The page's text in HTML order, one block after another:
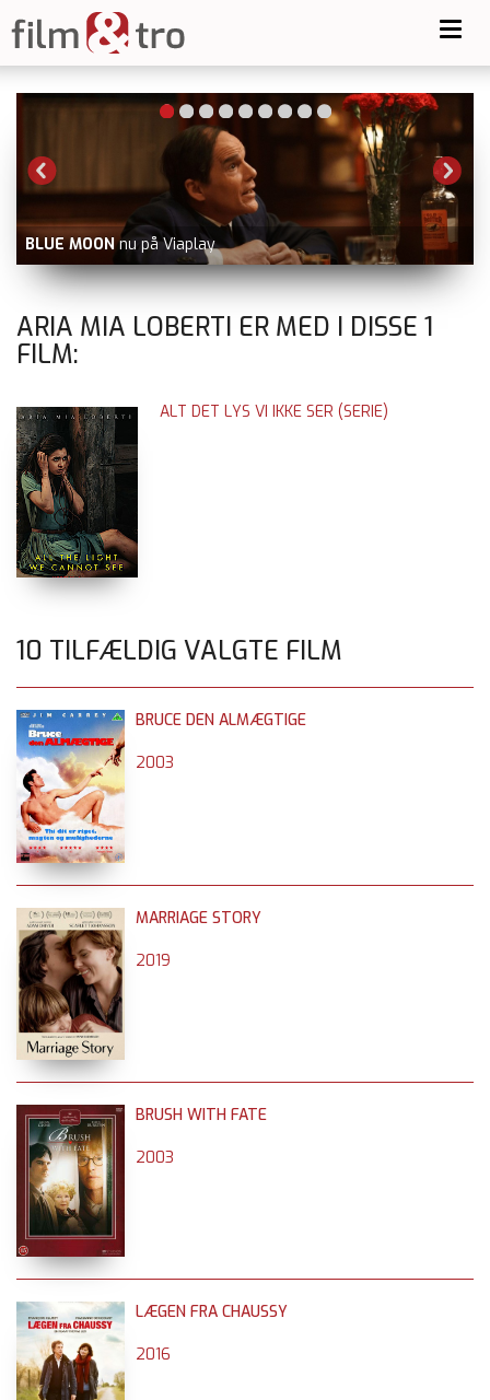
BLUE MOON nu på Viaplay
ARIA MIA LOBERTI ER MED I DISSE 1
FILM:
ALT DET LYS VI IKKE SER (SERIE)
10 TILFÆLDIG VALGTE FILM
BRUCE DEN ALMÆGTIGE
2003
MARRIAGE STORY
2019
BRUSH WITH FATE
2003
LÆGEN FRA CHAUSSY
2016